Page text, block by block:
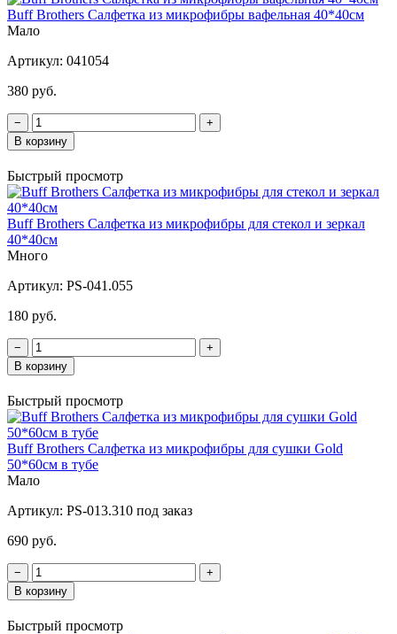
Buff Brothers Салфетка из микрофибры вафельная 40*40см
Мало
Артикул: 041054
380 руб.
−
+
В корзину
Быстрый просмотр
Buff Brothers Салфетка из микрофибры для стекол и зеркал
40*40см
Много
Артикул: PS-041.055
180 руб.
−
+
В корзину
Быстрый просмотр
Buff Brothers Салфетка из микрофибры для сушки Gold
50*60см в тубе
Мало
Артикул: PS-013.310 под заказ
690 руб.
−
+
В корзину
Быстрый просмотр